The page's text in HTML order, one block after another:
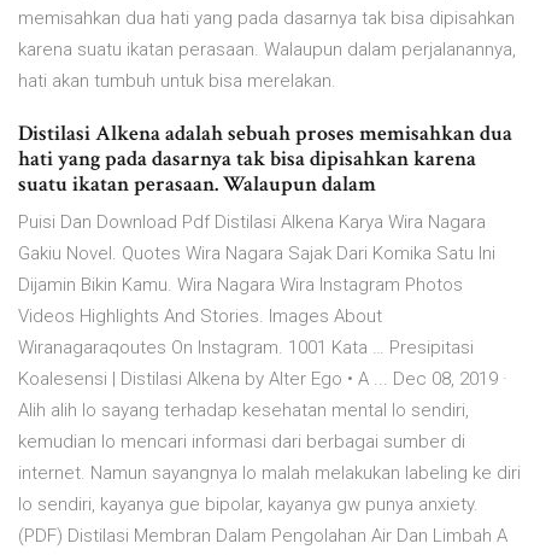
memisahkan dua hati yang pada dasarnya tak bisa dipisahkan
karena suatu ikatan perasaan. Walaupun dalam perjalanannya,
hati akan tumbuh untuk bisa merelakan.
Distilasi Alkena adalah sebuah proses memisahkan dua
hati yang pada dasarnya tak bisa dipisahkan karena
suatu ikatan perasaan. Walaupun dalam
Puisi Dan Download Pdf Distilasi Alkena Karya Wira Nagara
Gakiu Novel. Quotes Wira Nagara Sajak Dari Komika Satu Ini
Dijamin Bikin Kamu. Wira Nagara Wira Instagram Photos
Videos Highlights And Stories. Images About
Wiranagaraqoutes On Instagram. 1001 Kata … Presipitasi
Koalesensi | Distilasi Alkena by Alter Ego • A ... Dec 08, 2019 ·
Alih alih lo sayang terhadap kesehatan mental lo sendiri,
kemudian lo mencari informasi dari berbagai sumber di
internet. Namun sayangnya lo malah melakukan labeling ke diri
lo sendiri, kayanya gue bipolar, kayanya gw punya anxiety.
(PDF) Distilasi Membran Dalam Pengolahan Air Dan Limbah A